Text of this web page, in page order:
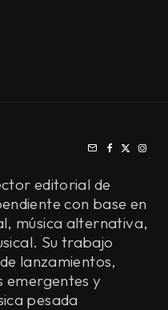
editorial de
con base en
música alternativa,
Su trabajo
lanzamientos,
emergentes y
pesada